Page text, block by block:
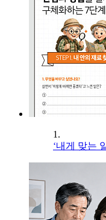
1.
‘내게 맞는